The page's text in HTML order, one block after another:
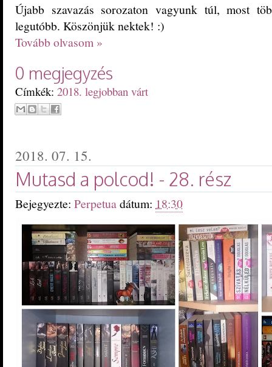
Újabb szavazás sorozaton vagyunk túl, most
legutóbb. Köszönjük nektek! :)
Tovább olvasom »
0 megjegyzés
Címkék: 2018. legjobban várt
2018. 07. 15.
Mutasd a polcod! - 28. rész
Bejegyezte: Perpetuadátum: 18:30